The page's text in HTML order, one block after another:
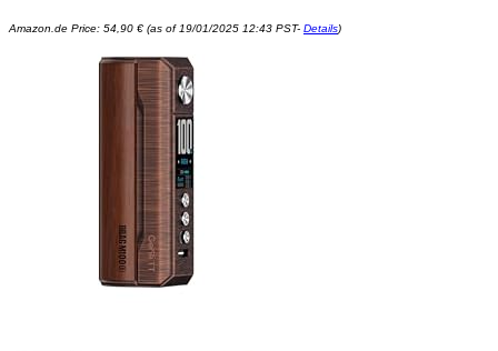
Amazon.de Price: 54,90 € (as of 19/01/2025 12:43 PST- Details)